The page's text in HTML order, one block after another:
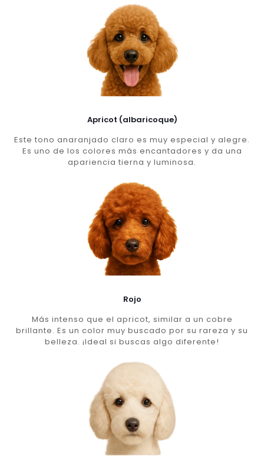
Apricot (albaricoque)
Este tono anaranjado claro es muy especial y alegre.
Es uno de los colores más encantadores y da una
apariencia tierna y luminosa.
Rojo
Más intenso que el apricot, similar a un cobre
brillante. Es un color muy buscado por su rareza y su
belleza. ¡Ideal si buscas algo diferente!